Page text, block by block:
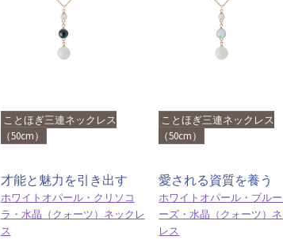
ことほぎ三連ネックレス
（50cm）
才能と魅力を引き出す
ホワイトオパール・クリソコ
ラ・水晶（クォーツ）ネックレ
ス
ことほぎ三連ネックレス
（50cm）
愛される資質を養う
ホワイトオパール・ブル
ーズ・水晶（クォーツ）
レス